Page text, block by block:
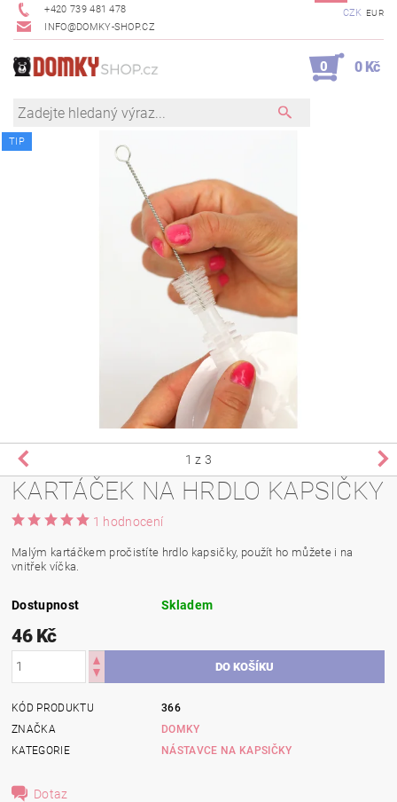
+420 739 481 478
INFO@DOMKY-SHOP.CZ
CZK EUR
0 0 Kč
TIP
1 z 3
KARTÁČEK NA HRDLO KAPSIČKY
1 hodnocení
Malým kartáčkem pročistíte hrdlo kapsičky, použít ho můžete i na
vnitřek víčka.
Dostupnost Skladem
46 Kč
KÓD PRODUKTU
366
ZNAČKA
DOMKY
KATEGORIE
NÁSTAVCE NA KAPSIČKY
Dotaz